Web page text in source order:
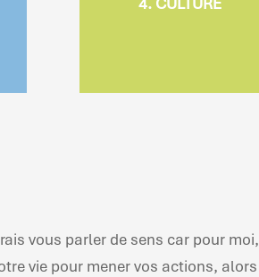
son écosystème par la
vous parler de sens car pour moi,
vie pour mener vos actions, alors